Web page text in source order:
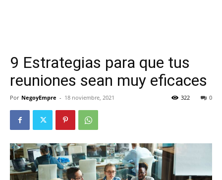
9 Estrategias para que tus
reuniones sean muy eficaces
Por NegoyEmpre - 18 noviembre, 2021 0
322